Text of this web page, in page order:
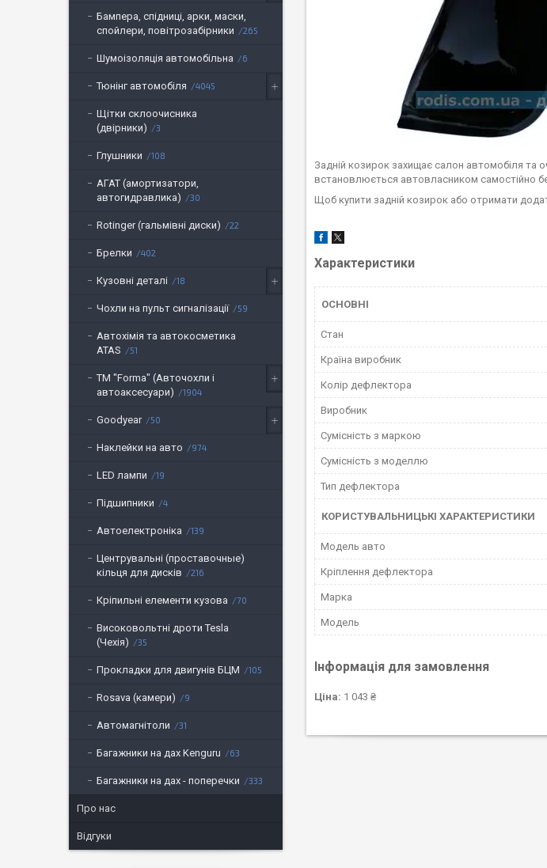
Задній козирок захищає салон автомобіля та
встановлюється автовласником самостійно
Щоб купити задній козирок або отримати
Характеристики
ОСНОВНІ
Стан
Країна виробник
Колір дефлектора
Виробник
Сумісність з маркою
Сумісність з моделлю
Тип дефлектора
КОРИСТУВАЛЬНИЦЬКІ ХАРАКТЕРИСТИКИ
Модель авто
Кріплення дефлектора
Марка
Модель
Інформація для замовлення
Ціна: 1 043 ₴
Бампера, спідниці, арки, маски,
спойлери, повітрозабірники
265
Шумоізоляція автомобільна 6
Тюнінг автомобіля 4045
Щітки склоочисника
(двірники)
3
Глушники 108
АГАТ (амортизатори,
автогидравлика)
30
Rotinger (гальмівні диски) 22
Брелки 402
Кузовні деталі 18
Чохли на пульт сигналізації 59
Автохімія та автокосметика
ATAS
51
ТМ "Forma" (Авточохли і
автоаксесуари)
1904
Goodyear 50
Наклейки на авто 974
LED лампи 19
Підшипники 4
Автоелектроніка 139
Центрувальні (проставочные)
кільця для дисків
216
Кріпильні елементи кузова 70
Високовольтні дроти Tesla
(Чехія)
35
Прокладки для двигунів БЦМ 105
Rosava (камери) 9
Автомагнітоли 31
Багажники на дах Kenguru 63
Багажники на дах - поперечки 333
Про нас
Відгуки